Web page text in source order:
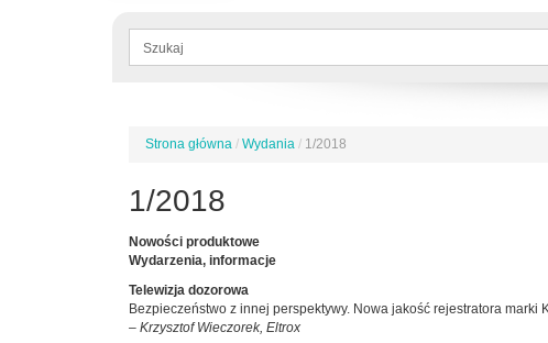
Formularz
Jesteś
Strona główna / Wydania / 1/2018
1/2018
Nowości produktowe
Wydarzenia, informacje
Telewizja dozorowa
Bezpieczeństwo z innej perspektywy. Nowa jakość rejestratora marki
– Krzysztof Wieczorek, Eltrox